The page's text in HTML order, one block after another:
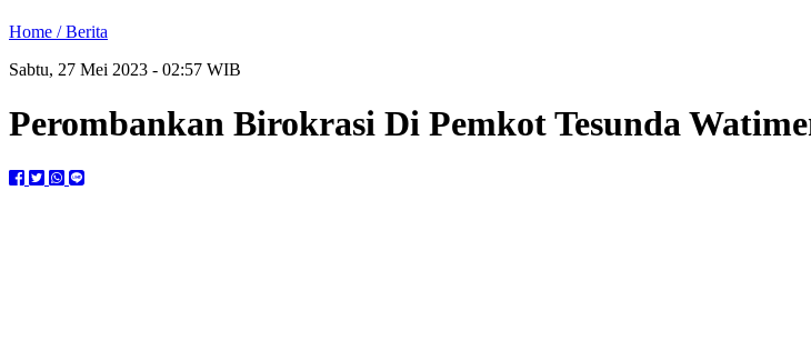
Home /Berita
Sabtu, 27 Mei 2023 - 02:57 WIB
Perombankan Birokrasi Di Pemkot Tesunda